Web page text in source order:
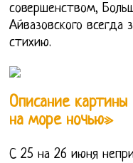
совершенством,
Айвазовского всегда
стихию.
Описание картины
на море ночью»
С 25 на 26 июня